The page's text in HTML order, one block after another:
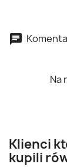
Na
Klienci
kupili